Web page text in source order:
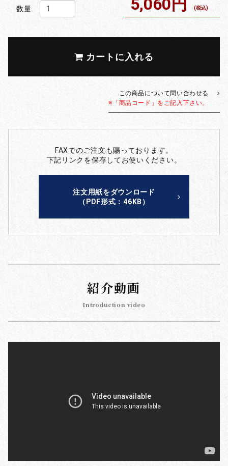
数量 5,060円 (税込)
カートに入れる
この商品について問い合わせる
※「商品コード」をご記入下さい。
FAXでのご注文も賜っております。
下記リンクを保存してお使いください。
注文用紙をダウンロード
（PDF形式：46KB）
紹介動画
Introduction video